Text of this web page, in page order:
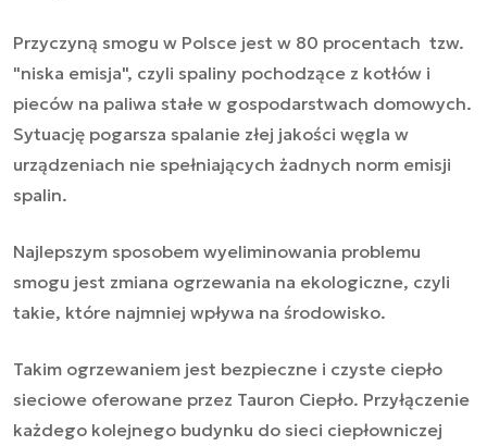
Przyczyną smogu w Polsce jest w 80 procentach tzw.
"niska emisja", czyli spaliny pochodzące z kotłów i
pieców na paliwa stałe w gospodarstwach domowych.
Sytuację pogarsza spalanie złej jakości węgla w
urządzeniach nie spełniających żadnych norm emisji
spalin.
Najlepszym sposobem wyeliminowania problemu
smogu jest zmiana ogrzewania na ekologiczne, czyli
takie, które najmniej wpływa na środowisko.
Takim ogrzewaniem jest bezpieczne i czyste ciepło
sieciowe oferowane przez Tauron Ciepło. Przyłączenie
każdego kolejnego budynku do sieci ciepłowniczej